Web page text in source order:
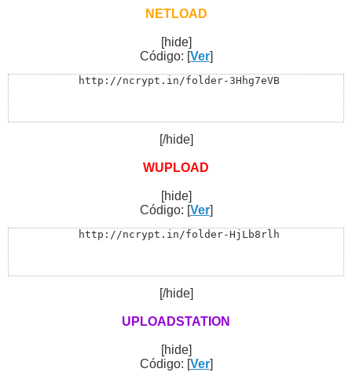
NETLOAD
[hide]
Código: [Ver]
http://ncrypt.in/folder-3Hhg7eVB
[/hide]
WUPLOAD
[hide]
Código: [Ver]
http://ncrypt.in/folder-HjLb8rlh
[/hide]
UPLOADSTATION
[hide]
Código: [Ver]